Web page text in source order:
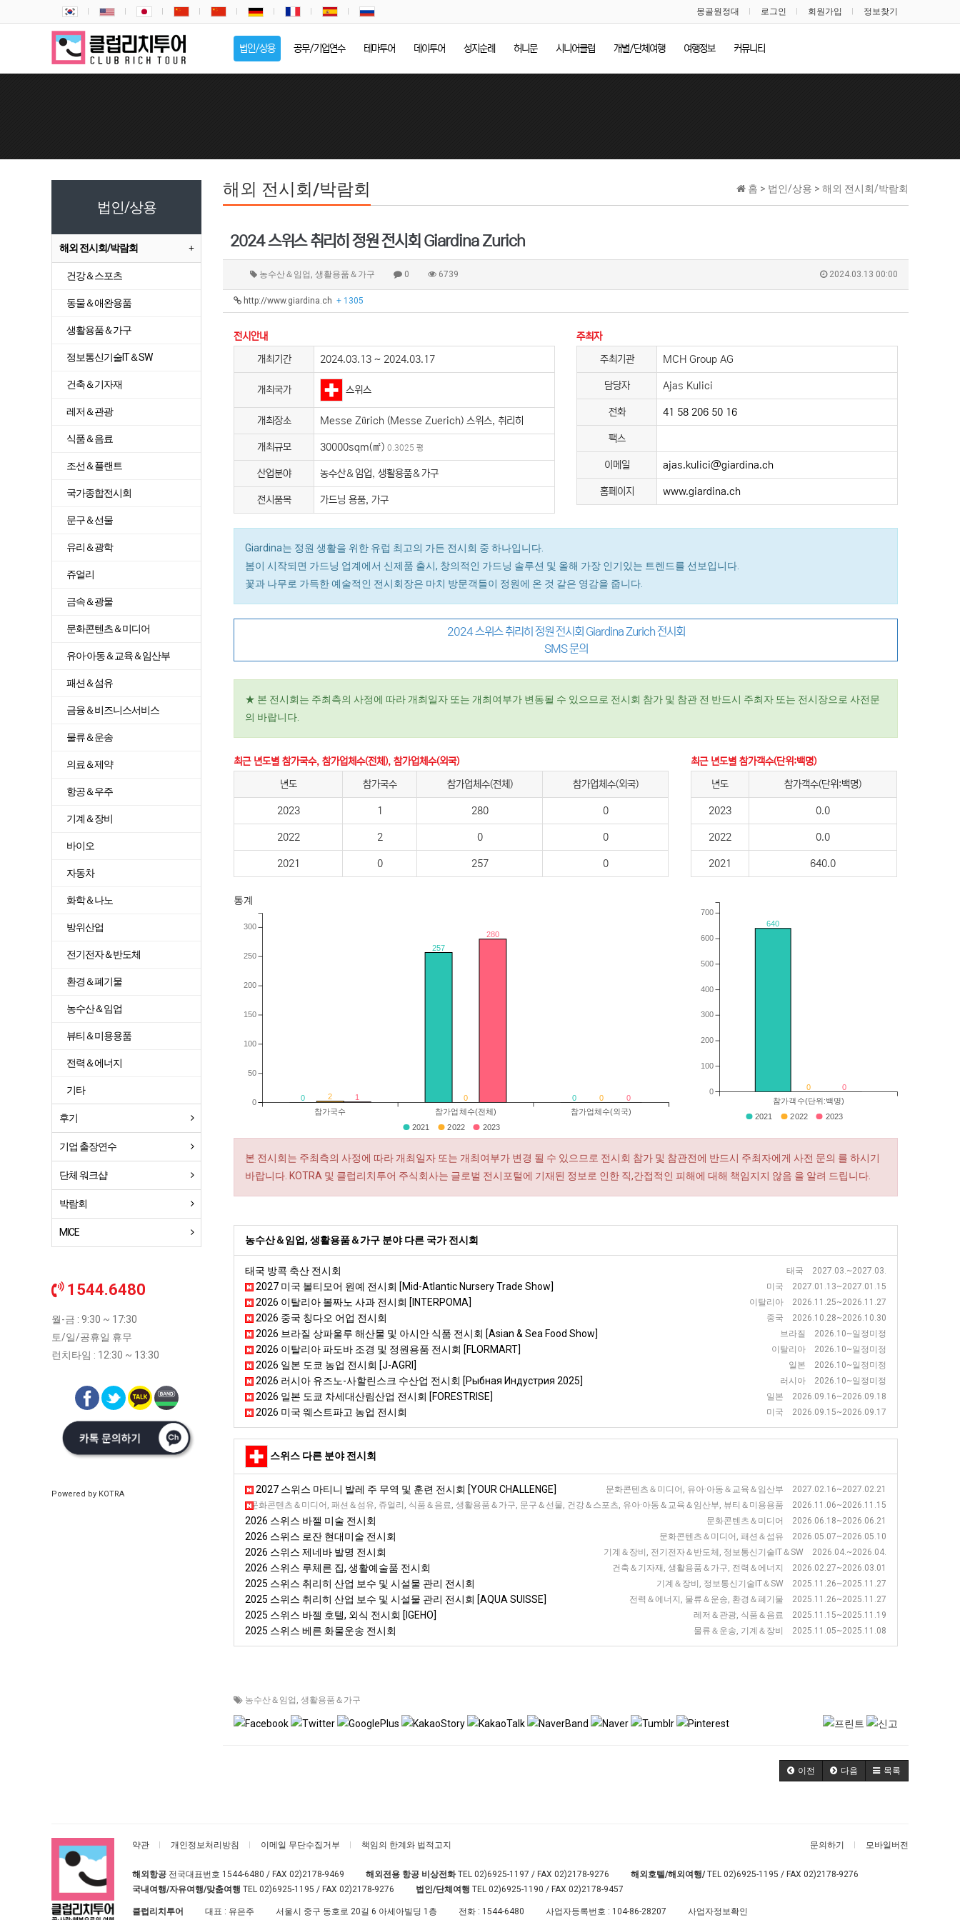
몽골원정대 로그인 회원가입 정보찾기
법인/상용 공무/기업연수 테마투어 데이투어 성지순례 허니문 시니어클럽 개별/단체여행 여행정보 커뮤니티
홈 > 법인/상용 > 해외 전시회/박람회
해외 전시회/박람회
2024 스위스 취리히 정원 전시회 Giardina Zurich
농수산＆임업, 생활용품＆가구 0 6739 2024.03.13 00:00
http://www.giardina.ch + 1305
전시안내
개최기간
2024.03.13 ~ 2024.03.17
개최국가 스위스
개최장소 Messe Zürich (Messe Zuerich) 스위스, 취리히
개최규모 30000sqm(㎡) 0.3025 평
산업분야 농수산＆임업, 생활용품＆가구
전시품목 가드닝 용품, 가구
주최자
주최기관
MCH Group AG
담당자 Ajas Kulici
전화 41 58 206 50 16
팩스
이메일 ajas.kulici@giardina.ch
홈페이지 www.giardina.ch
Giardina는 정원 생활을 위한 유럽 최고의 가든 전시회 중 하나입니다.
봄이 시작되면 가드닝 업계에서 신제품 출시, 창의적인 가드닝 솔루션 및 올해 가장 인기있는 트렌드를 선보입니다.
꽃과 나무로 가득한 예술적인 전시회장은 마치 방문객들이 정원에 온 것 같은 영감을 줍니다.
2024 스위스 취리히 정원 전시회 Giardina Zurich 전시회
SMS 문의
★ 본 전시회는 주최측의 사정에 따라 개최일자 또는 개최여부가 변동될 수 있으므로 전시회 참가 및 참관 전 반드시 주최자 또는 전시장으로 사전문
의 바랍니다.
최근 년도별 참가국수, 참가업체수(전체), 참가업체수(외국)
년도
참가국수 참가업체수(전체) 참가업체수(외국)
2023 1 280 0
2022 2 0 0
2021 0 257 0
최근 년도별 참가객수(단위:백명)
년도
참가객수(단위:백명)
2023 0.0
2022 0.0
2021 640.0
통계
0
257
0
2 0 0
1
280
0
참가국수 참가업체수(전체) 참가업체수(외국)
0
50
100
150
200
250
300
2021 2022 2023
640
0 0
참가객수(단위:백명)
0
100
200
300
400
500
600
700
2021 2022 2023
본 전시회는 주최측의 사정에 따라 개최일자 또는 개최여부가 변경 될 수 있으므로 전시회 참가 및 참관전에 반드시 주최자에게 사전 문의 를 하시기
바랍니다. KOTRA 및 클럽리치투어 주식회사는 글로벌 전시포털에 기재된 정보로 인한 직,간접적인 피해에 대해 책임지지 않음 을 알려 드립니다.
농수산＆임업, 생활용품＆가구 분야 다른 국가 전시회
태국 2027.03.~2027.03.
태국 방콕 축산 전시회
미국 2027.01.13~2027.01.15
2027 미국 볼티모어 원예 전시회 [Mid-Atlantic Nursery Trade Show]
이탈리아 2026.11.25~2026.11.27
2026 이탈리아 볼짜노 사과 전시회 [INTERPOMA]
중국 2026.10.28~2026.10.30
2026 중국 칭다오 어업 전시회
브라질 2026.10~일정미정
2026 브라질 상파울루 해산물 및 아시안 식품 전시회 [Asian & Sea Food Show]
이탈리아 2026.10~일정미정
2026 이탈리아 파도바 조경 및 정원용품 전시회 [FLORMART]
일본 2026.10~일정미정
2026 일본 도쿄 농업 전시회 [J-AGRI]
러시아 2026.10~일정미정
2026 러시아 유즈노-사할린스크 수산업 전시회 [Рыбная Индустрия 2025]
일본 2026.09.16~2026.09.18
2026 일본 도쿄 차세대산림산업 전시회 [FORESTRISE]
미국 2026.09.15~2026.09.17
2026 미국 웨스트파고 농업 전시회
스위스 다른 분야 전시회
문화콘텐츠＆미디어, 유아·아동＆교육＆임산부 2027.02.16~2027.02.21
2027 스위스 마티니 발레 주 무역 및 훈련 전시회 [YOUR CHALLENGE]
문화콘텐츠＆미디어, 패션＆섬유, 쥬얼리, 식품＆음료, 생활용품＆가구, 문구＆선물, 건강＆스포츠, 유아·아동＆교육＆임산부, 뷰티＆미용용품 2026.11.06~2026.11.15
2026 스위스 제네바 가을 웰빙 전시회 [Les Automnales de Gen&egrave;ve]
문화콘텐츠＆미디어 2026.06.18~2026.06.21
2026 스위스 바젤 미술 전시회
문화콘텐츠＆미디어, 패션＆섬유 2026.05.07~2026.05.10
2026 스위스 로잔 현대미술 전시회
기계＆장비, 전기전자＆반도체, 정보통신기술IT＆SW 2026.04.~2026.04.
2026 스위스 제네바 발명 전시회
건축＆기자재, 생활용품＆가구, 전력＆에너지 2026.02.27~2026.03.01
2026 스위스 루체른 집, 생활예술품 전시회
기계＆장비, 정보통신기술IT＆SW 2025.11.26~2025.11.27
2025 스위스 취리히 산업 보수 및 시설물 관리 전시회
전력＆에너지, 물류＆운송, 환경＆폐기물 2025.11.26~2025.11.27
2025 스위스 취리히 산업 보수 및 시설물 관리 전시회 [AQUA SUISSE]
레저＆관광, 식품＆음료 2025.11.15~2025.11.19
2025 스위스 바젤 호텔, 외식 전시회 [IGEHO]
물류＆운송, 기계＆장비 2025.11.05~2025.11.08
2025 스위스 베른 화물운송 전시회
농수산＆임업 , 생활용품＆가구
이전 다음 목록
법인/상용
해외 전시회/박람회
건강＆스포츠
동물＆애완용품
생활용품＆가구
정보통신기술IT＆SW
건축＆기자재
레저＆관광
식품＆음료
조선＆플랜트
국가종합전시회
문구＆선물
유리＆광학
쥬얼리
금속＆광물
문화콘텐츠＆미디어
유아·아동＆교육＆임산부
패션＆섬유
금융＆비즈니스서비스
물류＆운송
의료＆제약
항공＆우주
기계＆장비
바이오
자동차
화학＆나노
방위산업
전기전자＆반도체
환경＆폐기물
농수산＆임업
뷰티＆미용용품
전력＆에너지
기타
후기
기업 출장연수
단체 워크샵
박람회
MICE
1544.6480
월-금 : 9:30 ~ 17:30
토/일/공휴일 휴무
런치타임 : 12:30 ~ 13:30
Powered by KOTRA
약관 개인정보처리방침 이메일 무단수집거부 책임의 한계와 법적고지 문의하기 모바일버전
해외항공전국대표번호 1544-6480 / FAX 02)2178-9469 해외전용 항공 비상전화TEL 02)6925-1197 / FAX 02)2178-9276 해외호텔/해외여행/TEL 02)6925-1195 / FAX 02)2178-9276
국내여행/자유여행/맞춤여행 TEL 02)6925-1195 / FAX 02)2178-9276 법인/단체여행 TEL 02)6925-1190 / FAX 02)2178-9457
클럽리치투어 대표 : 유은주 서울시 중구 동호로 20길 6 아세아빌딩 1층 전화 : 1544-6480 사업자등록번호 : 104-86-28207 사업자정보확인